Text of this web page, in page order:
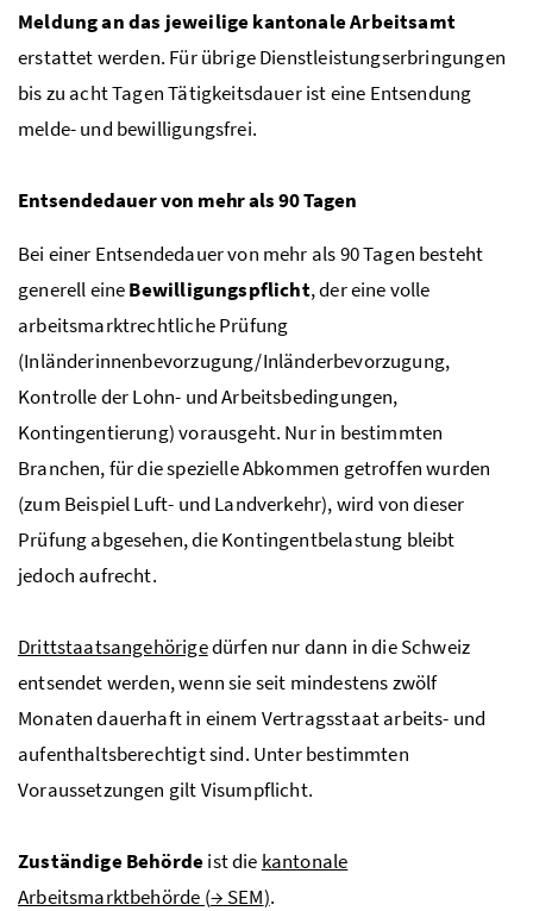
Meldung an das jeweilige kantonale Arbeitsamt
erstattet werden. Für übrige Dienstleistungserbringungen
bis zu acht Tagen Tätigkeitsdauer ist eine Entsendung
melde- und bewilligungsfrei.
Entsendedauer von mehr als 90 Tagen
Bei einer Entsendedauer von mehr als 90 Tagen besteht
generell eineBewilligungspflicht, der eine volle
arbeitsmarktrechtliche Prüfung
(Inländerinnenbevorzugung/Inländerbevorzugung,
Kontrolle der Lohn- und Arbeitsbedingungen,
Kontingentierung) vorausgeht. Nur in bestimmten
Branchen, für die spezielle Abkommen getroffen wurden
(zum Beispiel Luft- und Landverkehr), wird von dieser
Prüfung abgesehen, die Kontingentbelastung bleibt
jedoch aufrecht.
Drittstaatsangehörigedürfen nur dann in die Schweiz
entsendet werden, wenn sie seit mindestens zwölf
Monaten dauerhaft in einem Vertragsstaat arbeits- und
aufenthaltsberechtigt sind. Unter bestimmten
Voraussetzungen gilt Visumpflicht.
Zuständige Behördeist die kantonale
Arbeitsmarktbehörde (→ SEM).